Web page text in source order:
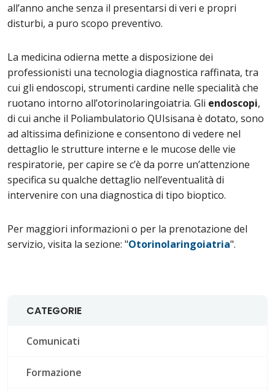
all’anno anche senza il presentarsi di veri e propri
disturbi, a puro scopo preventivo.
La medicina odierna mette a disposizione dei
professionisti una tecnologia diagnostica raffinata, tra
cui gli endoscopi, strumenti cardine nelle specialità che
ruotano intorno all’otorinolaringoiatria. Gli endoscopi,
di cui anche il Poliambulatorio QUIsisana è dotato, sono
ad altissima definizione e consentono di vedere nel
dettaglio le strutture interne e le mucose delle vie
respiratorie, per capire se c’è da porre un’attenzione
specifica su qualche dettaglio nell’eventualità di
intervenire con una diagnostica di tipo bioptico.
Per maggiori informazioni o per la prenotazione del
servizio, visita la sezione: "Otorinolaringoiatria".
CATEGORIE
Comunicati
Formazione